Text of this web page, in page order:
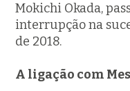
Mokichi Okada,
interrupção na
de 2018.
A ligação com